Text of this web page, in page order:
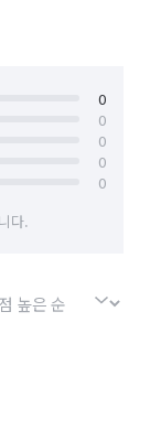
0
0
0
0
0
다.